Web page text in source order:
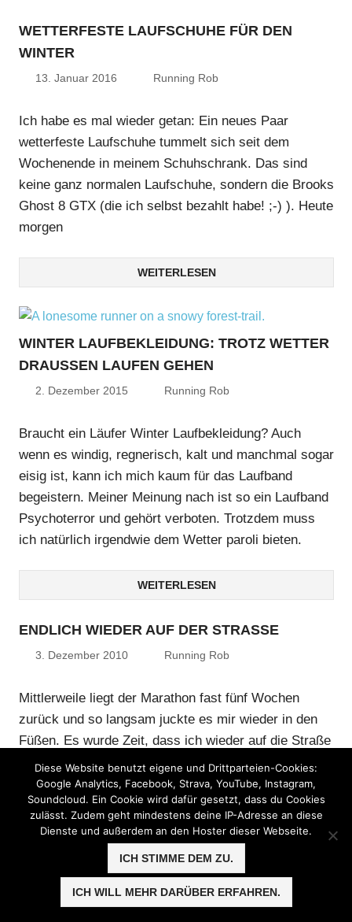
WETTERFESTE LAUFSCHUHE FÜR DEN
WINTER
13. Januar 2016 Running Rob
Ich habe es mal wieder getan: Ein neues Paar
wetterfeste Laufschuhe tummelt sich seit dem
Wochenende in meinem Schuhschrank. Das sind
keine ganz normalen Laufschuhe, sondern die Brooks
Ghost 8 GTX (die ich selbst bezahlt habe! ;-) ). Heute
morgen
WEITERLESEN
WINTER LAUFBEKLEIDUNG: TROTZ WETTER
DRAUSSEN LAUFEN GEHEN
2. Dezember 2015 Running Rob
Braucht ein Läufer Winter Laufbekleidung? Auch
wenn es windig, regnerisch, kalt und manchmal sogar
eisig ist, kann ich mich kaum für das Laufband
begeistern. Meiner Meinung nach ist so ein Laufband
Psychoterror und gehört verboten. Trotzdem muss
ich natürlich irgendwie dem Wetter paroli bieten.
WEITERLESEN
ENDLICH WIEDER AUF DER STRASSE
3. Dezember 2010 Running Rob
Mittlerweile liegt der Marathon fast fünf Wochen
zurück und so langsam juckte es mir wieder in den
Füßen. Es wurde Zeit, dass ich wieder auf die Straße
kam zum Laufen. Natürlich habe ich in der
Zwischenzeit nicht nur die Füße
WEITERLESEN
Diese Website benutzt eigene und Drittparteien-Cookies:
Google Analytics, Facebook, Strava, YouTube, Instagram,
Soundcloud. Ein Cookie wird dafür gesetzt, dass du Cookies
zulässt. Zudem geht mindestens deine IP-Adresse an diese
Dienste und außerdem an den Hoster dieser Webseite.
ICH STIMME DEM ZU.
ICH WILL MEHR DARÜBER ERFAHREN.